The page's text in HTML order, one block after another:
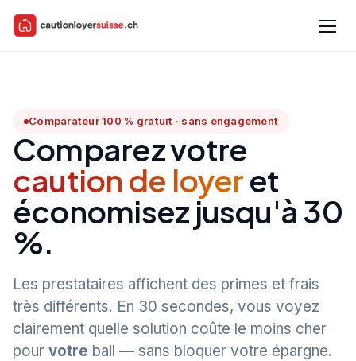
Comparateur 100 % gratuit · sans engagement
Comparez votre
caution de loyeret
économisez jusqu'à 30
%.
Les prestataires affichent des primes et frais
très différents. En 30 secondes, vous voyez
clairement quelle solution coûte le moins cher
pour votre bail — sans bloquer votre épargne.